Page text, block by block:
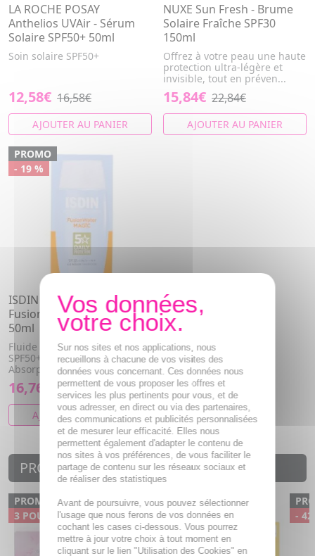
LA ROCHE POSAY
Anthelios UVAir - Sérum
Solaire SPF50+ 50ml
Soin solaire SPF50+
12,58€ 16,58€
AJOUTER AU PANIER
NUXE Sun Fresh - Brume
Solaire Fraîche SPF30
150ml
Offrez à votre peau une haute
protection ultra-légère et
invisible, tout en préven...
15,84€ 22,84€
AJOUTER AU PANIER
PROMO
- 19 %
ISDIN Fotoprotector
Fusion water SPF50+ Tube
50ml
Fluide solaire protecteur
SPF50+. Tout types de peaux.
Absorption rapide. Ne pique...
16,76€ 20,76€
AJOUTER AU PANIER
PROMOTIONS PARAPHARMACIE
PROMO
3 POUR 5,97€
PROMO
- 24 %
-
Sur nos sites et nos applications, nous
recueillons à chacune de vos visites des
données vous concernant. Ces données nous
permettent de vous proposer les offres et
services les plus pertinents pour vous, et de
vous adresser, en direct ou via des partenaires,
des communications et publicités personnalisées
et de mesurer leur efficacité. Elles nous
permettent également d'adapter le contenu de
nos sites à vos préférences, de vous faciliter le
partage de contenu sur les réseaux sociaux et
de réaliser des statistiques
Avant de poursuivre, vous pouvez sélectionner
l'usage que nous ferons de vos données en
cochant les cases ci-dessous. Vous pourrez
mettre à jour votre choix à tout moment en
cliquant sur le lien "Utilisation des Cookies" en